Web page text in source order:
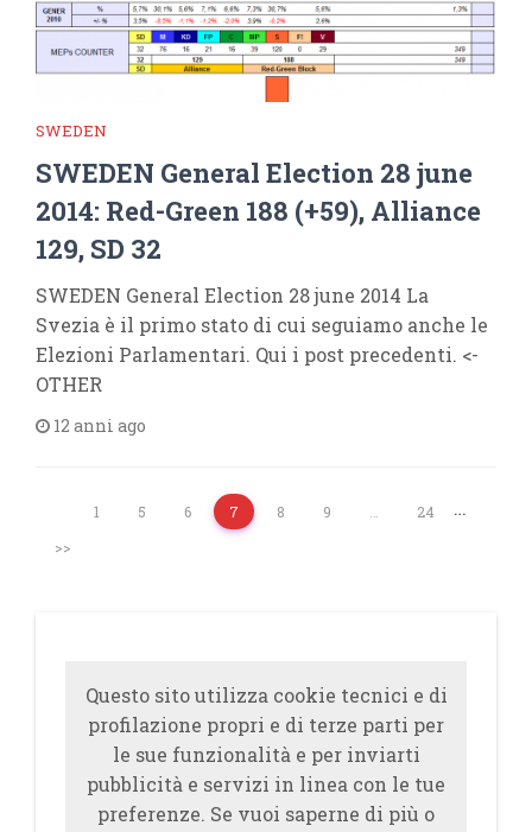
SWEDEN
SWEDEN General Election 28 june
2014: Red-Green 188 (+59), Alliance
129, SD 32
SWEDEN General Election 28 june 2014 La
Svezia è il primo stato di cui seguiamo anche le
Elezioni Parlamentari. Qui i post precedenti. <-
OTHER
12 anni ago
1 …
5 6 7 8 9
24
>>
Questo sito utilizza cookie tecnici e di
profilazione propri e di terze parti per
le sue funzionalità e per inviarti
pubblicità e servizi in linea con le tue
preferenze. Se vuoi saperne di più o